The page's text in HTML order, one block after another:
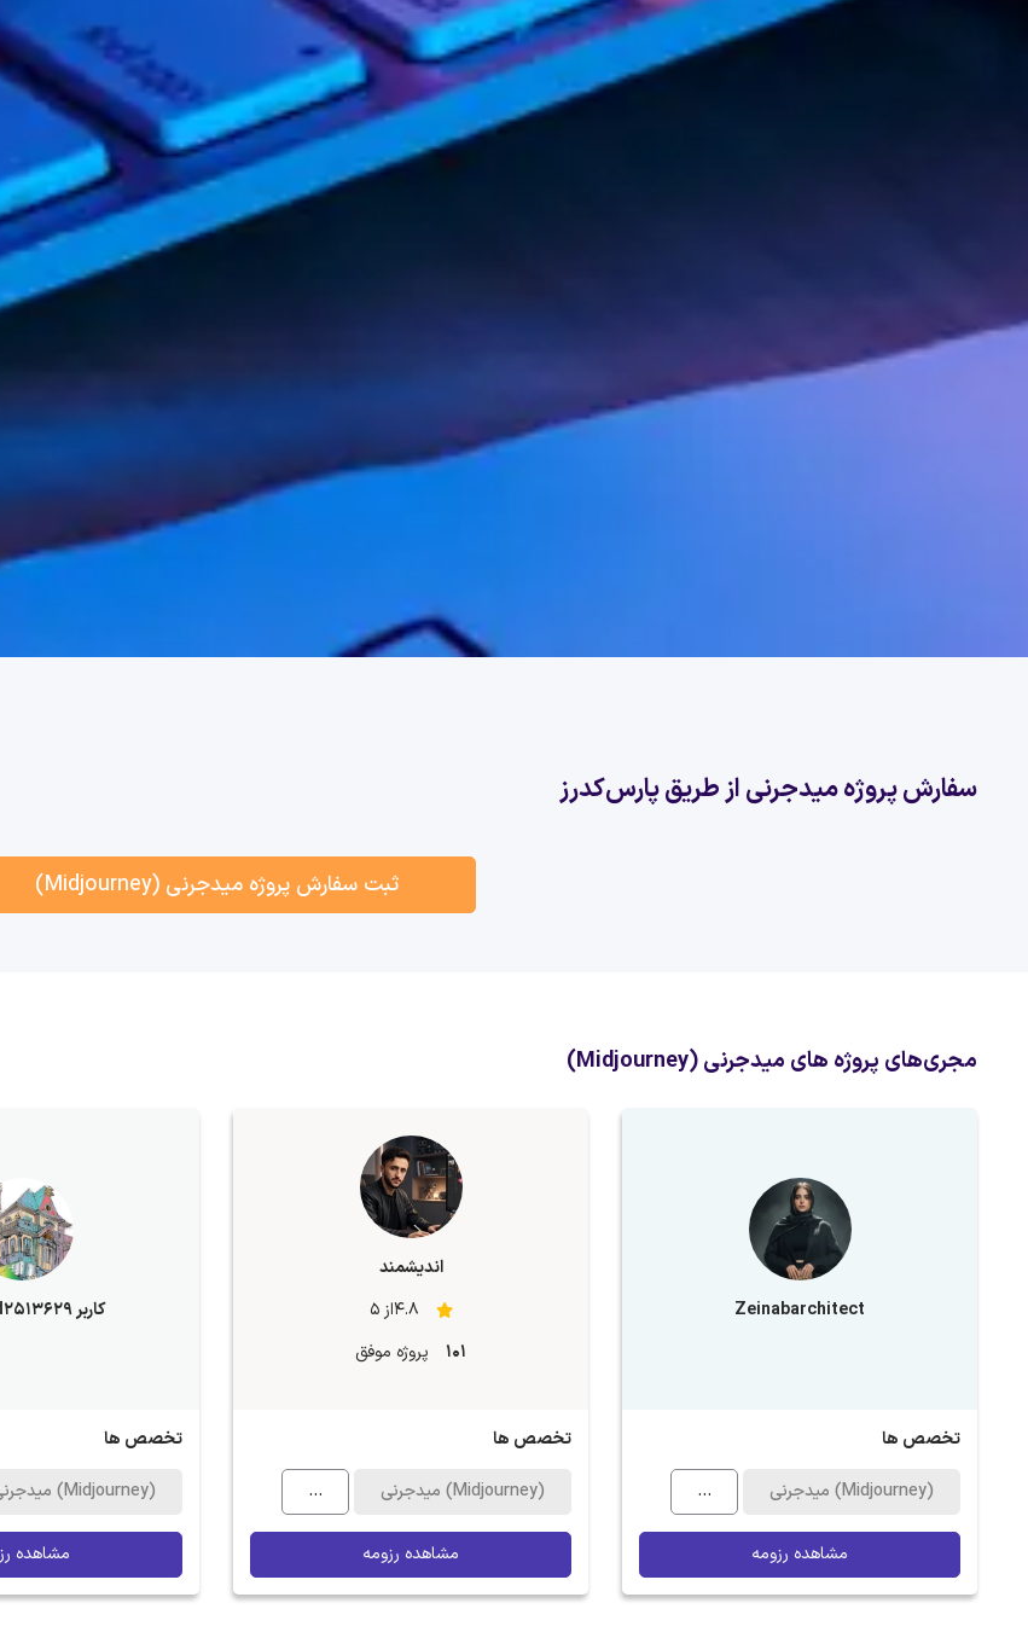
سفارش پروژه میدجرنی از طریق پارس‌کدرز
ثبت سفارش پروژه میدجرنی (Midjourney)
مجری‌های پروژه های میدجرنی (Midjourney)
Zeinabarchitect
تخصص ها
میدجرنی (Midjourney) ...
مشاهده رزومه
اندیشمند
4.8از 5
101
پروژه موفق
تخصص ها
میدجرنی (Midjourney) ...
مشاهده رزومه
کاربر farshad2513629
تخصص ها
میدجرنی (Midjourney)
مشاهده